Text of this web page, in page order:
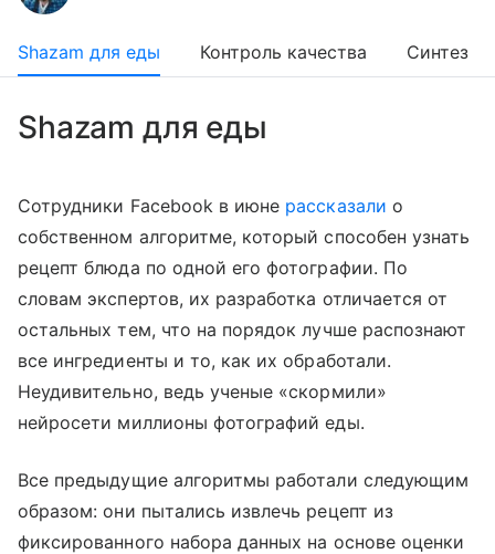
Shazam для еды Контроль качества Синтез
Shazam для еды
Сотрудники Facebook в июне рассказали о
собственном алгоритме, который способен узнать
рецепт блюда по одной его фотографии. По
словам экспертов, их разработка отличается от
остальных тем, что на порядок лучше распознают
все ингредиенты и то, как их обработали.
Неудивительно, ведь ученые «скормили»
нейросети миллионы фотографий еды.
Все предыдущие алгоритмы работали следующим
образом: они пытались извлечь рецепт из
фиксированного набора данных на основе оценки